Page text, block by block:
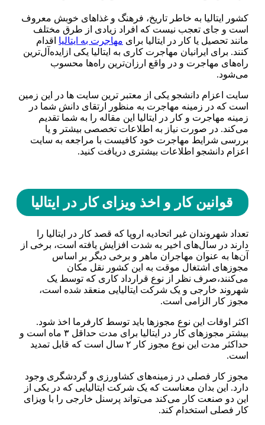
کشور ایتالیا به خاطر تاریخ، فرهنگ و غذا‌های خوبش معروف
است و جای تعجب نیست که افراد زیادی از طرق مختلف
مانند تحصیل یا کار در ایتالیا برای مهاجرت به ایتالیا اقدام
کنند. برای ایرانیان مهاجرت کاری به ایتالیا یکی از‌ایده‌آل‌ترین
راه‌های مهاجرت و در واقع ارزان‌ترین راه‌ها محسوب
می‌شود.
سایت اعزام دانشجو یکی از معتبر ترین سایت ها در این زمین
است که در زمینه مهاجرت به منظور ارتقای دانش شما در
زمینه مهاجرت و کار در ایتالیا این مقاله را به شما تقدیم
می‌کند. در صورت نیاز به اطلاعات تخصصی بیشتر و یا
بررسی شرایط مهاجرت خود کافیست با مراجعه به سایت
اعزام دانشجو اطلاعات بیشتری دریافت کنید.
قوانین کار و اخذ ویزای کار در ایتالیا
تعداد شهروندان غیر اتحادیه اروپا که قصد کار در ایتالیا را
دارند در سال‌های اخیر به شدت افزایش یافته است، برخی از
آن‌ها به عنوان مهاجران ماهر و برخی دیگر بر اساس
مجوز‌های اشتغال موقت به این کشور نقل مکان
می‌کنند،صرف نظر از نوع قرارداد کاری که توسط یک
شهروند خارجی و یک شرکت ایتالیایی منعقد شده است،
مجوز کار الزامی است.
اکثر اوقات این نوع مجوز‌ها باید توسط کارفرما اخذ شود.
بیشتر مجوز‌های کار در ایتالیا برای مدت حداقل ۳ ماه است و
حداکثر مدت این نوع مجوز کار ۲ سال است که قابل تمدید
است.
مجوز کار فصلی در زمینه‌های کشاورزی و گردشگری وجود
دارد. این بدان معناست که یک شرکت ایتالیایی که در یکی از
این دو صنعت کار می‌کند می‌تواند پرسنل خارجی را با ویزای
کار فصلی استخدام کند.